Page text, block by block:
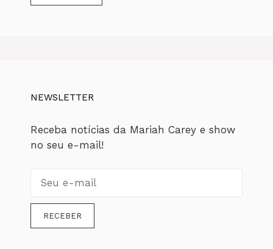
NEWSLETTER
Receba notícias da Mariah Carey e show
no seu e-mail!